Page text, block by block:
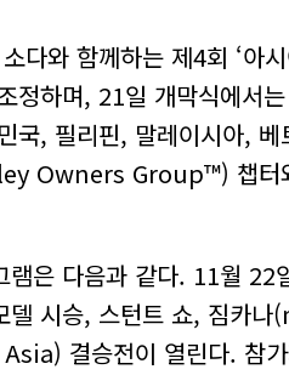
다와 함께하는 제4회 ‘
하며, 21일 개막식에서
, 필리핀, 말레이시아,
Owners Group™) 챕터
은 다음과 같다. 11월
델 시승, 스턴트 쇼, 짐
결승전이 열린다. 참